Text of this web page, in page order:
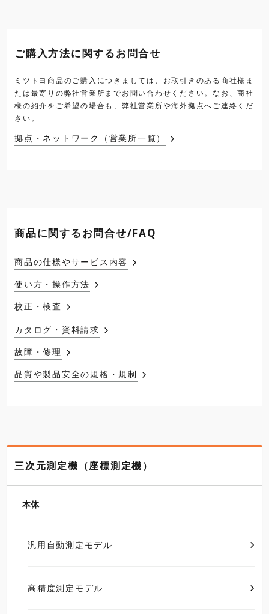
ご購入方法に関するお問合せ
ミツトヨ商品のご購入につきましては、お取引きのある商社様ま
たは最寄りの弊社営業所までお問い合わせください。なお、商社
様の紹介をご希望の場合も、弊社営業所や海外拠点へご連絡くだ
さい。
拠点・ネットワーク（営業所一覧）
商品に関するお問合せ/FAQ
商品の仕様やサービス内容
使い方・操作方法
校正・検査
カタログ・資料請求
故障・修理
品質や製品安全の規格・規制
三次元測定機（座標測定機）
本体
汎用自動測定モデル
高精度測定モデル